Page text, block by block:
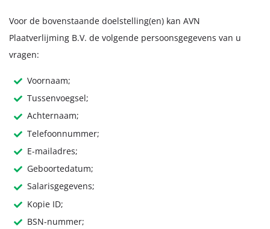
Voor de bovenstaande doelstelling(en) kan AVN
Plaatverlijming B.V. de volgende persoonsgegevens van u
vragen:
Voornaam;
Tussenvoegsel;
Achternaam;
Telefoonnummer;
E-mailadres;
Geboortedatum;
Salarisgegevens;
Kopie ID;
BSN-nummer;